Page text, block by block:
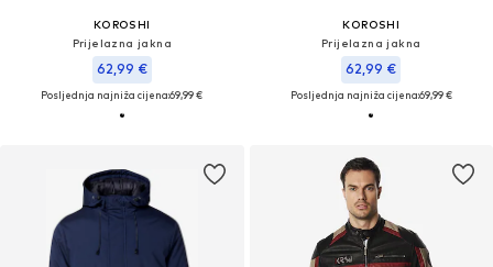
KOROSHI
Prijelazna jakna
62,99 €
Posljednja najniža cijena:69,99 €
KOROSHI
Prijelazna jakna
62,99 €
Posljednja najniža cijena:69,99 €